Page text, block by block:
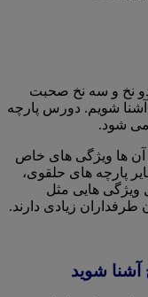
دو نخ و سه نخ صحبت
شویم. دورس پارچه
می شود.
آن ها ویژگی های خاص
پارچه های حلقوی،
ویژگی هایی مثل
طرفداران زیادی دارند.
آشنا شوید